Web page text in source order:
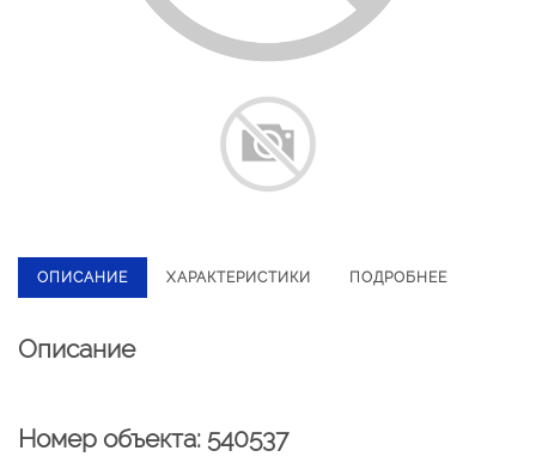
ОПИСАНИЕ ХАРАКТЕРИСТИКИ ПОДРОБНЕЕ
Описание
Номер объекта: 540537